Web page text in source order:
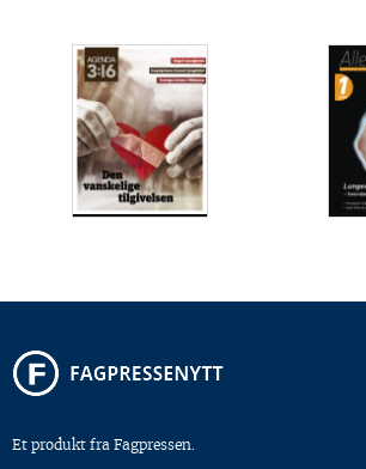
Et produkt fra Fagpressen.